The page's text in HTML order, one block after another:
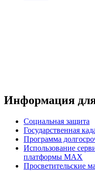
Информация
Социальная защита
Государственная
Программа
Использование
платформы MAX
Просветительские